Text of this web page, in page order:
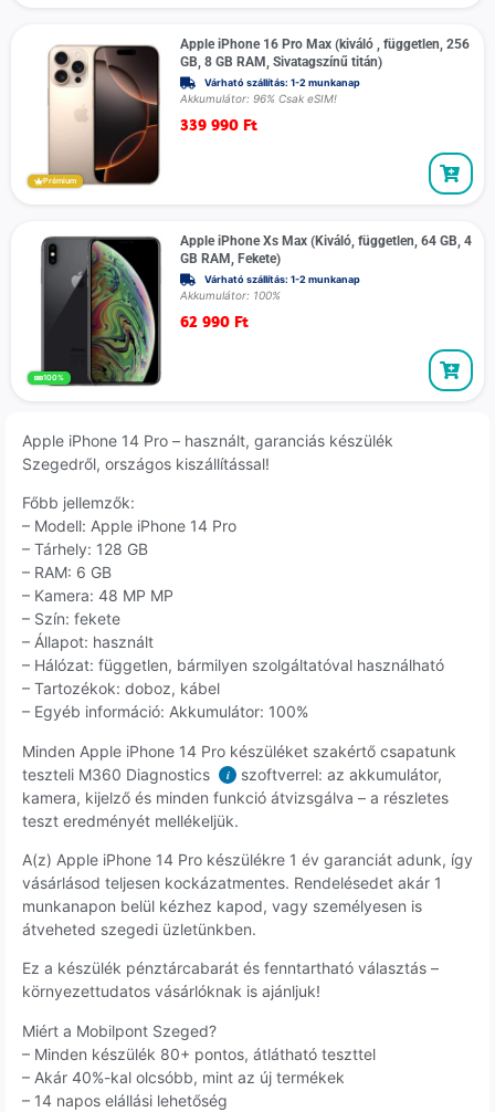
Prémium
Apple iPhone 16 Pro Max (kiváló , független, 256
GB, 8 GB RAM, Sivatagszínű titán)
Várható szállítás: 1-2 munkanap
Akkumulátor: 96% Csak eSIM!
339 990 Ft
100%
Apple iPhone Xs Max (Kiváló, független, 64 GB, 4
GB RAM, Fekete)
Várható szállítás: 1-2 munkanap
Akkumulátor: 100%
62 990 Ft
Apple iPhone 14 Pro – használt, garanciás készülék
Szegedről, országos kiszállítással!
Főbb jellemzők:
– Modell: Apple iPhone 14 Pro
– Tárhely: 128 GB
– RAM: 6 GB
– Kamera: 48 MP MP
– Szín: fekete
– Állapot: használt
– Hálózat: független, bármilyen szolgáltatóval használható
– Tartozékok: doboz, kábel
– Egyéb információ: Akkumulátor: 100%
Minden Apple iPhone 14 Pro készüléket szakértő csapatunk
teszteli M360 Diagnostics
i
szoftverrel: az akkumulátor,
kamera, kijelző és minden funkció átvizsgálva – a részletes
teszt eredményét mellékeljük.
A(z) Apple iPhone 14 Pro készülékre 1 év garanciát adunk, így
vásárlásod teljesen kockázatmentes. Rendelésedet akár 1
munkanapon belül kézhez kapod, vagy személyesen is
átveheted szegedi üzletünkben.
Ez a készülék pénztárcabarát és fenntartható választás –
környezettudatos vásárlóknak is ajánljuk!
Miért a Mobilpont Szeged?
– Minden készülék 80+ pontos, átlátható teszttel
– Akár 40%-kal olcsóbb, mint az új termékek
– 14 napos elállási lehetőség